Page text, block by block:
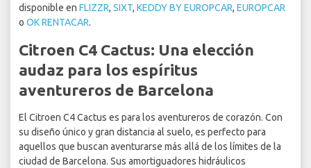
disponible en FLIZZR, SIXT, KEDDY BY EUROPCAR, EUROPCAR
o OK RENTACAR.
Citroen C4 Cactus: Una elección
audaz para los espíritus
aventureros de Barcelona
El Citroen C4 Cactus es para los aventureros de corazón. Con
su diseño único y gran distancia al suelo, es perfecto para
aquellos que buscan aventurarse más allá de los límites de la
ciudad de Barcelona. Sus amortiguadores hidráulicos